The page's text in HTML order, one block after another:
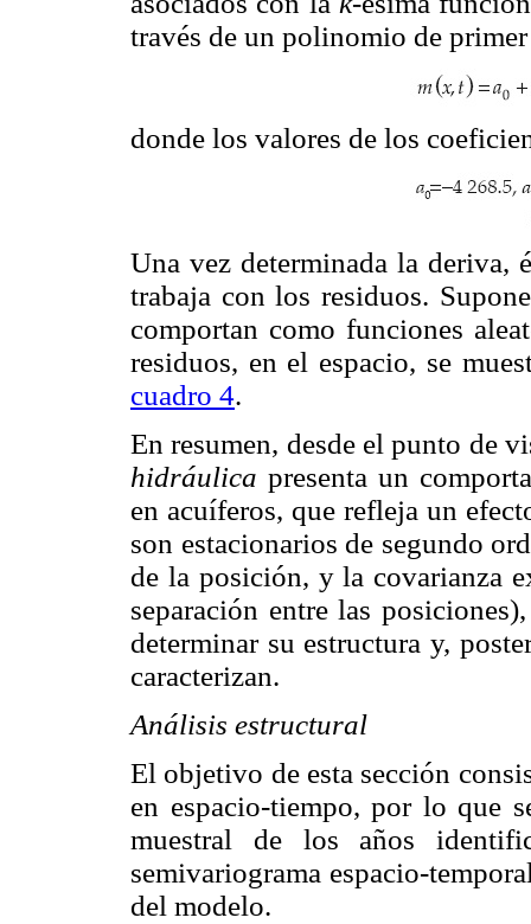
través de un polinomio de
donde los valores de los
Una vez determinada la deriva,
trabaja con los residuos.
comportan como funciones
residuos, en el espacio, se
cuadro 4.
En resumen, desde el punto de
hidráulica presenta un
en acuíferos, que refleja un
son estacionarios de segundo
de la posición, y la covarianza
separación entre las
determinar su estructura y,
caracterizan.
Análisis estructural
El objetivo de esta sección
en espacio-tiempo, por lo que
muestral de los años
semivariograma espacio-
del modelo.